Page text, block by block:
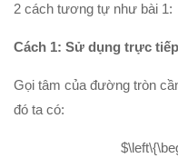
2 cách tương tự như bài 1:
Cách 1: Sử dụng trực
Gọi tâm của đường tròn
đó ta có: